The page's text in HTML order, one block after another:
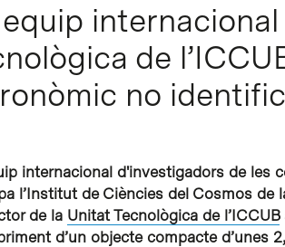
de
no
internacional d'investigadors de les
l’Institut de Ciències del Cosmos
de la Unitat Tecnològica de l’ICCUB
d’un objecte compacte d’unes